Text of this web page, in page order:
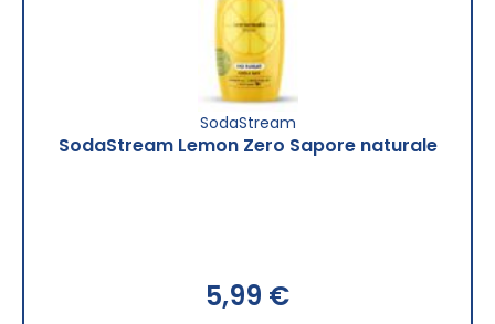
SodaStream
SodaStream Lemon Zero Sapore naturale
5,99 €